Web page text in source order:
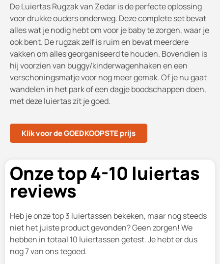
De Luiertas Rugzak van Zedar is de perfecte oplossing
voor drukke ouders onderweg. Deze complete set bevat
alles wat je nodig hebt om voor je baby te zorgen, waar je
ook bent. De rugzak zelf is ruim en bevat meerdere
vakken om alles georganiseerd te houden. Bovendien is
hij voorzien van buggy/kinderwagenhaken en een
verschoningsmatje voor nog meer gemak. Of je nu gaat
wandelen in het park of een dagje boodschappen doen,
met deze luiertas zit je goed.
Klik voor de GOEDKOOPSTE prijs
Onze top 4-10 luiertas
reviews
Heb je onze top 3 luiertassen bekeken, maar nog steeds
niet het juiste product gevonden? Geen zorgen! We
hebben in totaal 10 luiertassen getest. Je hebt er dus
nog 7 van ons tegoed.